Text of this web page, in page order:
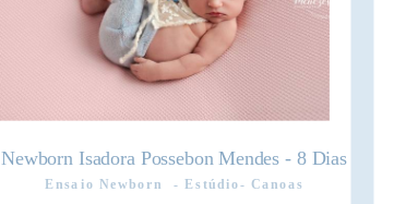
Newborn Isadora Possebon Mendes - 8 Dias
Ensaio Newborn Estúdio- Canoas